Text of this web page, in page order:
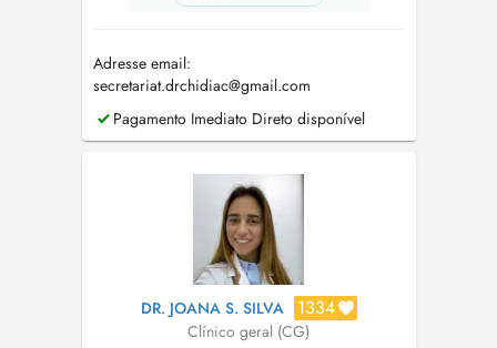
Adresse email:
secretariat.drchidiac@gmail.com
Pagamento Imediato Direto disponível
DR. JOANA S. SILVA 1334
Clínico geral (CG)